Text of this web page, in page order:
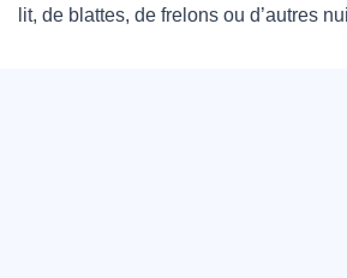
lit, de blattes, de frelons ou d’autres